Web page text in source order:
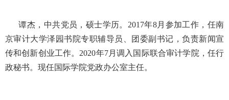
谭杰，中共党员，硕士学历。 2017年8月参加工作，任南
京审计大学泽园书院专职辅导员、团委副书记，负责新闻宣
传和创新创业工作。2020年7月调入国际联合审计学院，任行
政秘书。现任国际学院党政办公室主任。